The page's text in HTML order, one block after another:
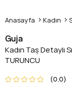
Anasayfa Kadın
Guja
Kadın Taş Detaylı
TURUNCU
0.0